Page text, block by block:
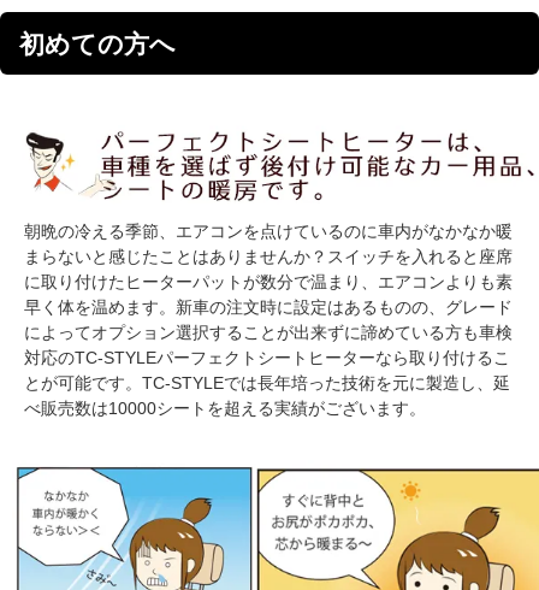
初めての方へ
朝晩の冷える季節、エアコンを点けているのに車内がなかなか暖
まらないと感じたことはありませんか？スイッチを入れると座席
に取り付けたヒーターパットが数分で温まり、エアコンよりも素
早く体を温めます。新車の注文時に設定はあるものの、グレード
によってオプション選択することが出来ずに諦めている方も車検
対応のTC-STYLEパーフェクトシートヒーターなら取り付けるこ
とが可能です。TC-STYLEでは長年培った技術を元に製造し、延
べ販売数は10000シートを超える実績がございます。